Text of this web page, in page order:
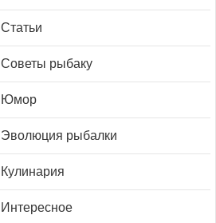
Статьи
Советы рыбаку
Юмор
Эволюция рыбалки
Кулинария
Интересное